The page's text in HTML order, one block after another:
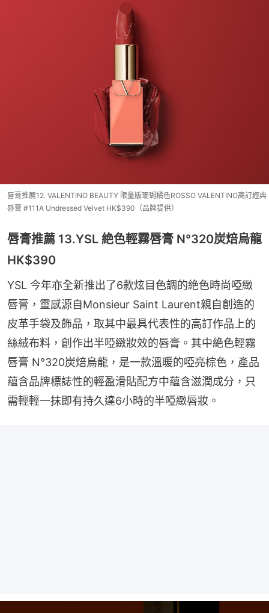
唇膏推薦12. VALENTINO BEAUTY 限量版珊瑚橘色ROSSO VALENTINO高訂經典
唇膏 #111A Undressed Velvet HK$390（品牌提供）
唇膏推薦 13.YSL 絶色輕霧唇膏 N°320炭焙烏龍
HK$390
YSL 今年亦全新推出了6款炫目色調的絶色時尚啞緻
唇膏，靈感源自Monsieur Saint Laurent親自創造的
皮革手袋及飾品，取其中最具代表性的高訂作品上的
絲絨布料，創作出半啞緻妝效的唇膏。其中絶色輕霧
唇膏 N°320炭焙烏龍，是一款溫暖的啞亮棕色，產品
蘊含品牌標誌性的輕盈滑貼配方中蘊含滋潤成分，只
需輕輕一抹即有持久達6小時的半啞緻唇妝。